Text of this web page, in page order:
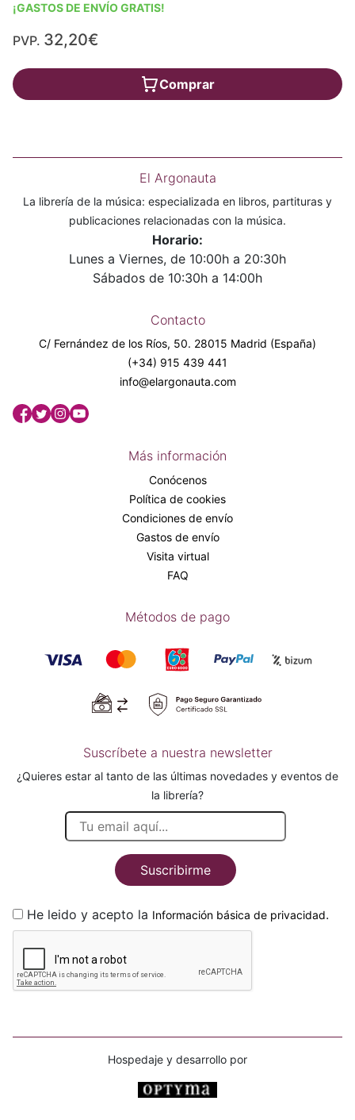
¡GASTOS DE ENVÍO GRATIS!
PVP. 32,20€
Comprar
El Argonauta
La librería de la música: especializada en libros, partituras y
publicaciones relacionadas con la música.
Horario:
Lunes a Viernes, de 10:00h a 20:30h
Sábados de 10:30h a 14:00h
Contacto
C/ Fernández de los Ríos, 50. 28015 Madrid (España)
(+34) 915 439 441
info@elargonauta.com
Más información
Conócenos
Política de cookies
Condiciones de envío
Gastos de envío
Visita virtual
FAQ
Métodos de pago
Suscríbete a nuestra newsletter
¿Quieres estar al tanto de las últimas novedades y eventos de
la librería?
Suscribirme
He leido y acepto la Información básica de privacidad.
Hospedaje y desarrollo por